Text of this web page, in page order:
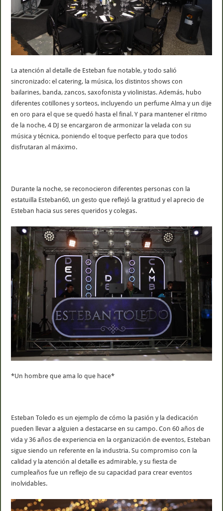
La atención al detalle de Esteban fue notable, y todo salió
sincronizado: el catering, la música, los distintos shows con
bailarines, banda, zancos, saxofonista y violinistas. Además, hubo
diferentes cotillones y sorteos, incluyendo un perfume Alma y un dije
en oro para el que se quedó hasta el final. Y para mantener el ritmo
de la noche, 4 DJ se encargaron de armonizar la velada con su
música y técnica, poniendo el toque perfecto para que todos
disfrutaran al máximo.
Durante la noche, se reconocieron diferentes personas con la
estatuilla Esteban60, un gesto que reflejó la gratitud y el aprecio de
Esteban hacia sus seres queridos y colegas.
*Un hombre que ama lo que hace*
Esteban Toledo es un ejemplo de cómo la pasión y la dedicación
pueden llevar a alguien a destacarse en su campo. Con 60 años de
vida y 36 años de experiencia en la organización de eventos, Esteban
sigue siendo un referente en la industria. Su compromiso con la
calidad y la atención al detalle es admirable, y su fiesta de
cumpleaños fue un reflejo de su capacidad para crear eventos
inolvidables.